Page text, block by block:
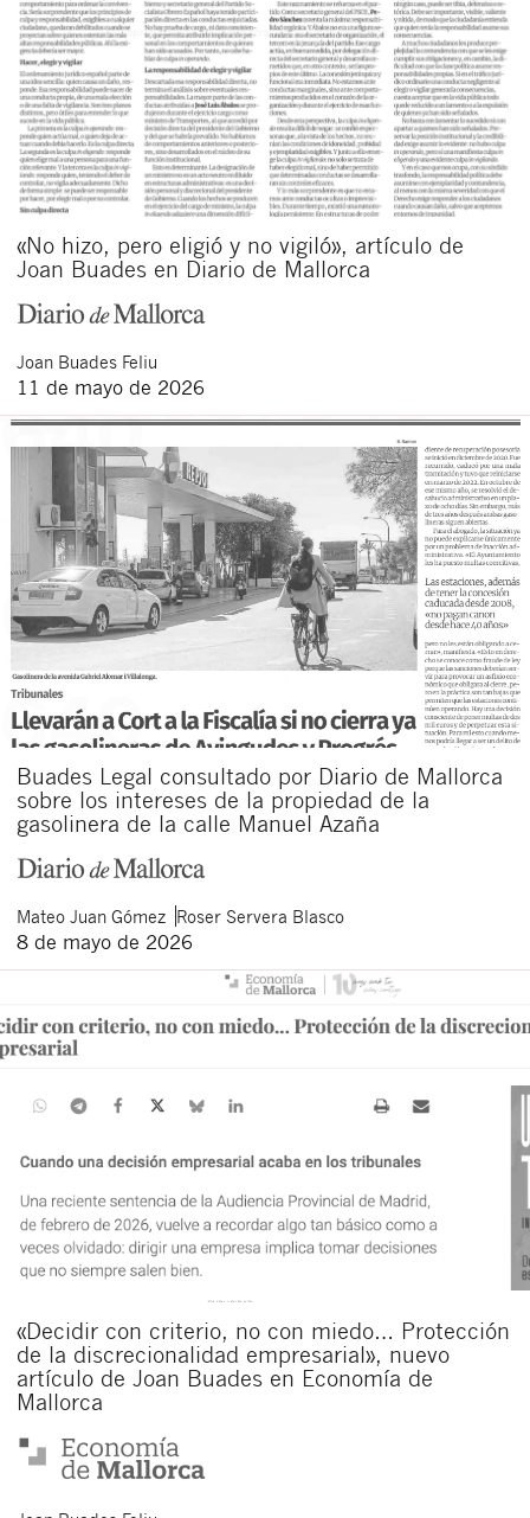
«No hizo, pero eligió y no vigiló», artículo de
Joan Buades en Diario de Mallorca
Joan Buades Feliu
11 de mayo de 2026
Buades Legal consultado por Diario de Mallorca
sobre los intereses de la propiedad de la
gasolinera de la calle Manuel Azaña
Mateo Juan Gómez Roser Servera Blasco
8 de mayo de 2026
«Decidir con criterio, no con miedo… Protección
de la discrecionalidad empresarial», nuevo
artículo de Joan Buades en Economía de
Mallorca